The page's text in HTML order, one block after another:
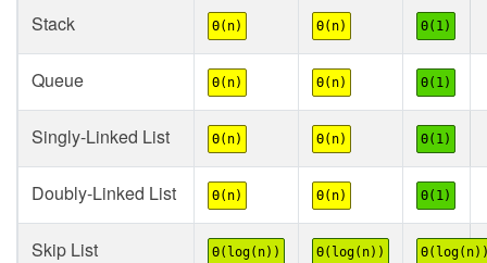
Stack Θ(n) Θ(n) Θ(1)
Queue Θ(n) Θ(n) Θ(1)
Singly-Linked List Θ(n) Θ(n) Θ(1)
Doubly-Linked List Θ(n) Θ(n) Θ(1)
Skip List Θ(log(n)) Θ(log(n))